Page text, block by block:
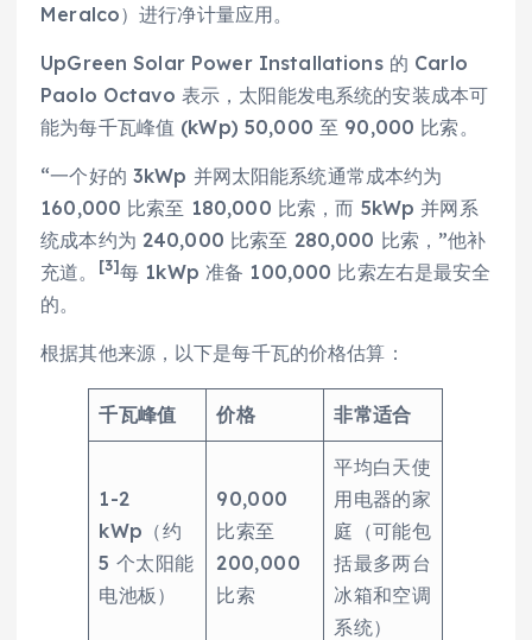
Meralco）进行净计量应用。
UpGreen Solar Power Installations 的 Carlo
Paolo Octavo 表示，太阳能发电系统的安装成本可
能为每千瓦峰值 (kWp) 50,000 至 90,000 比索。
“一个好的 3kWp 并网太阳能系统通常成本约为
160,000 比索至 180,000 比索，而 5kWp 并网系
统成本约为 240,000 比索至 280,000 比索，”他补
充道。
[3]每 1kWp 准备 100,000 比索左右是最安全
的。
根据其他来源，以下是每千瓦的价格估算：
千瓦峰值 价格 非常适合
1-2
kWp（约
5 个太阳能
电池板）
90,000
比索至
200,000
比索
平均白天使
用电器的家
庭（可能包
括最多两台
冰箱和空调
系统）